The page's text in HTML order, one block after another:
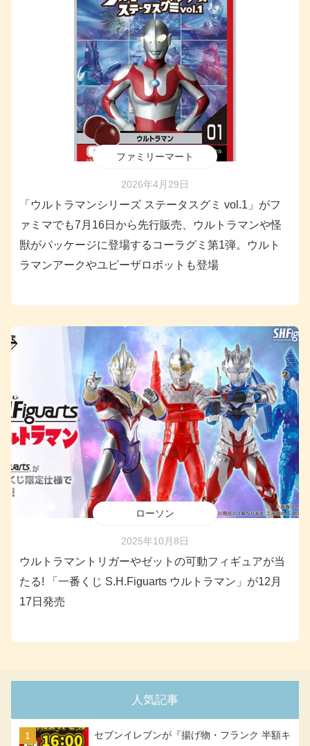
ファミリーマート
2026年4月29日
「ウルトラマンシリーズ ステータスグミ vol.1」がフ
ァミマでも7月16日から先行販売、ウルトラマンや怪
獣がパッケージに登場するコーラグミ第1弾。ウルト
ラマンアークやユピーザロボットも登場
ローソン
2025年10月8日
ウルトラマントリガーやゼットの可動フィギュアが当
たる! 「一番くじ S.H.Figuarts ウルトラマン」が12月
17日発売
人気記事
セブンイレブンが『揚げ物・フランク 半額キ